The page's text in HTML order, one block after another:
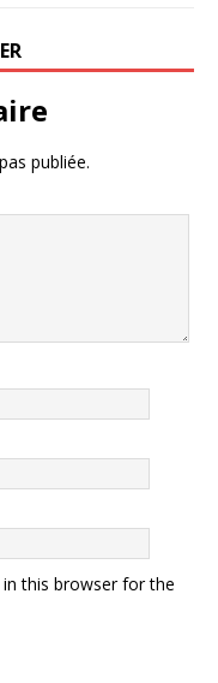
publiée.
this browser for the